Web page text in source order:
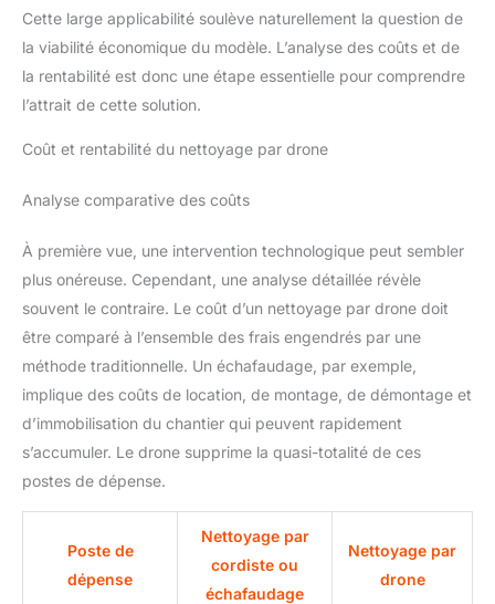
Cette large applicabilité soulève naturellement la question de
la viabilité économique du modèle. L’analyse des coûts et de
la rentabilité est donc une étape essentielle pour comprendre
l’attrait de cette solution.
Coût et rentabilité du nettoyage par drone
Analyse comparative des coûts
À première vue, une intervention technologique peut sembler
plus onéreuse. Cependant, une analyse détaillée révèle
souvent le contraire. Le coût d’un nettoyage par drone doit
être comparé à l’ensemble des frais engendrés par une
méthode traditionnelle. Un échafaudage, par exemple,
implique des coûts de location, de montage, de démontage et
d’immobilisation du chantier qui peuvent rapidement
s’accumuler. Le drone supprime la quasi-totalité de ces
postes de dépense.
Poste de
dépense
Nettoyage par
cordiste ou
échafaudage
Nettoyage par
drone